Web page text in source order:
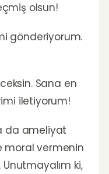
olsun!
gönderiyorum.
Sana en
iletiyorum!
da ameliyat
moral vermenin
ki,